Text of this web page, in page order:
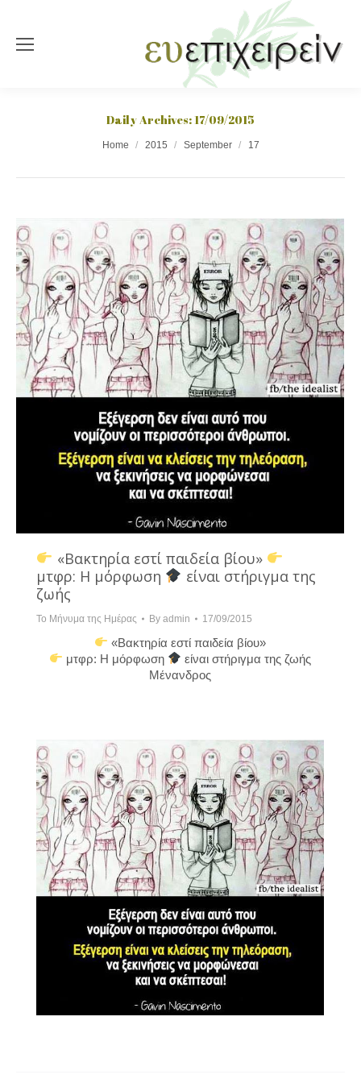
Daily Archives:17/09/2015
Home 2015 September 17
«Βακτηρία εστί παιδεία βίου»
μτφρ: Η μόρφωση
είναι στήριγμα της
ζωής
Το Μήνυμα της Ημέρας By admin 17/09/2015
«Βακτηρία εστί παιδεία βίου»
μτφρ: Η μόρφωση
είναι στήριγμα της ζωής
Μένανδρος